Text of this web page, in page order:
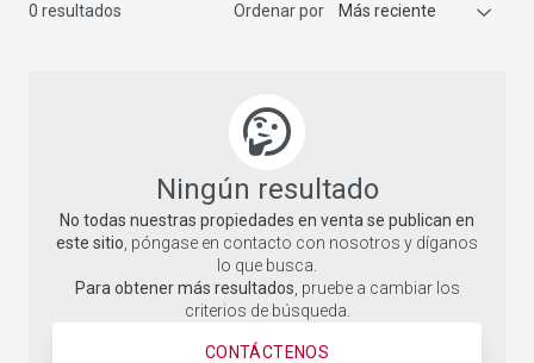
0 resultados Ordenar por Más reciente
Ningún resultado
No todas nuestras propiedades en venta se publican en
este sitio , póngase en contacto con nosotros y díganos
lo que busca.
Para obtener más resultados , pruebe a cambiar los
criterios de búsqueda.
CONTÁCTENOS